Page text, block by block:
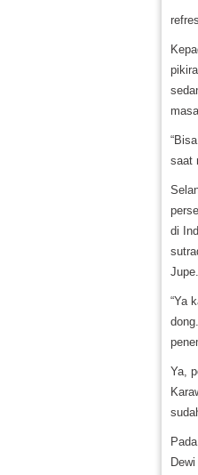
saat
di
Jupe.
“Ya
Ya,